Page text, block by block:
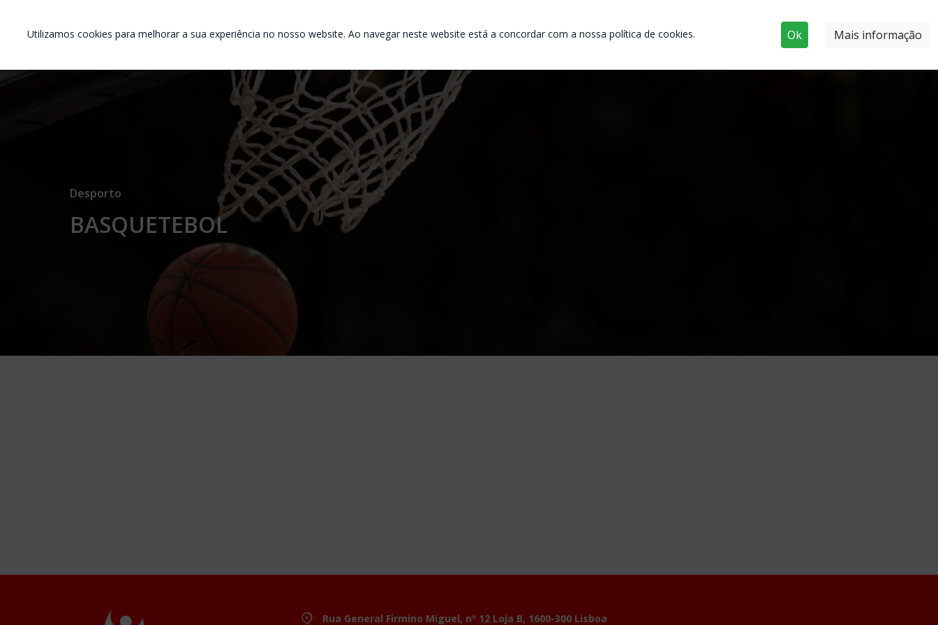
Utilizamos cookies para melhorar a sua experiência no nosso website. Ao navegar neste website está a concordar com a nossa política de cookies. Ok Mais informação
Desporto
BASQUETEBOL
Rua General Firmino Miguel, nº 12 Loja B, 1600-300 Lisboa